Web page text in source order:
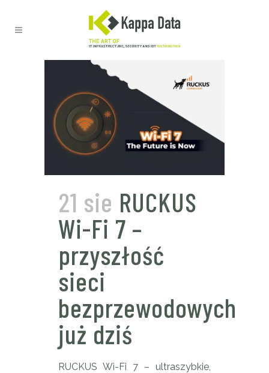
21 sie RUCKUS
Wi-Fi 7 –
przyszłość
sieci
bezprzewodowych
już dziś
RUCKUS Wi-Fi 7 – ultraszybkie,